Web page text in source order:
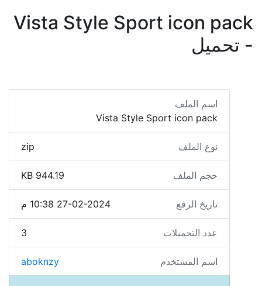
Vista Style Sport icon pack
- تحميل
اسم الملف
Vista Style Sport icon pack
نوع الملف zip
حجم الملف 944.19 KB
تاريخ الرفع 27-02-2024 10:38 م
عدد التحميلات 3
اسم المستخدم aboknzy